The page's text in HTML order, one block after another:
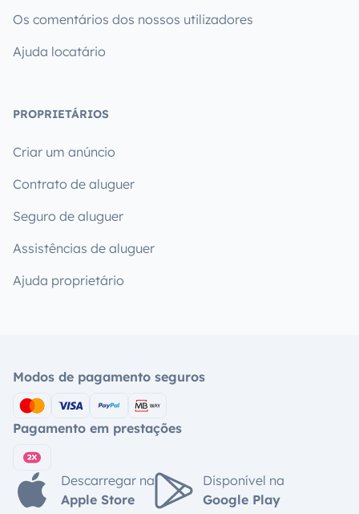
Os comentários dos nossos utilizadores
Ajuda locatário
PROPRIETÁRIOS
Criar um anúncio
Contrato de aluguer
Seguro de aluguer
Assistências de aluguer
Ajuda proprietário
Modos de pagamento seguros
Pagamento em prestações
Descarregar na
Apple Store
Disponível na
Google Play